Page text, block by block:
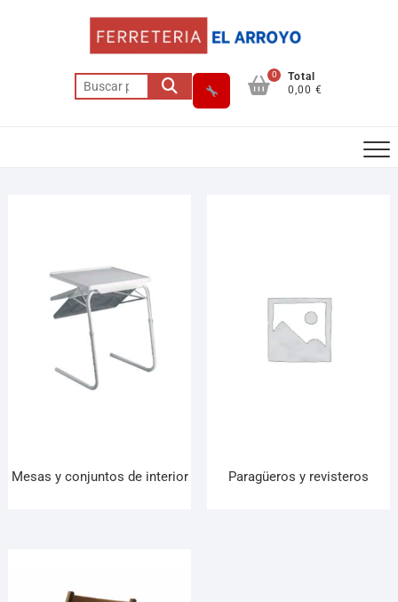
0
Total
0,00 €
Mesas y conjuntos de interior Paragüeros y revisteros
Llamar (cerrado)